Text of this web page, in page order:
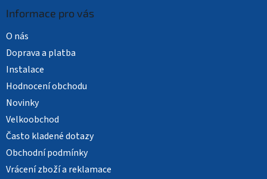
Informace pro vás
O nás
Doprava a platba
Instalace
Hodnocení obchodu
Novinky
Velkoobchod
Často kladené dotazy
Obchodní podmínky
Vrácení zboží a reklamace